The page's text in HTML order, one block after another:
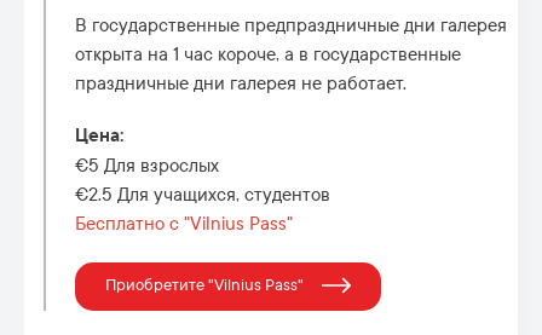
В государственные предпраздничные дни галерея
открыта на 1 час короче, а в государственные
праздничные дни галерея не работает.
Цена:
€5 Для взрослых
€2.5 Для учащихся, студентов
Бесплатно с "Vilnius Pass"
Приобретите "Vilnius Pass"